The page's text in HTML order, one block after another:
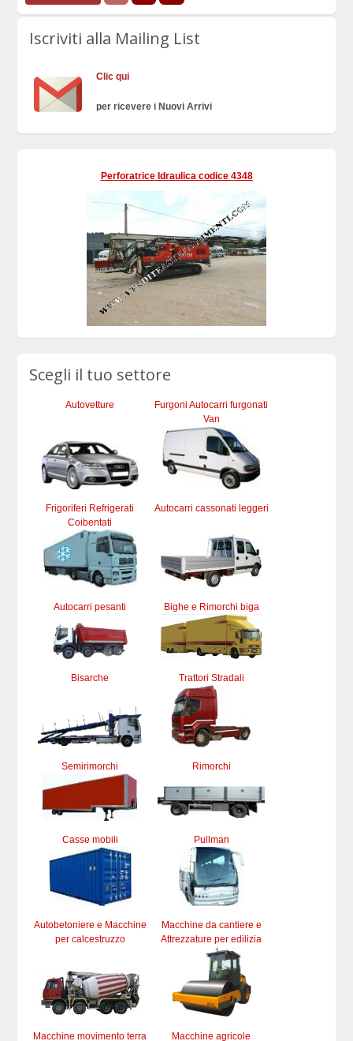
Iscriviti alla Mailing List
Clic qui
per ricevere i Nuovi Arrivi
Perforatrice Idraulica codice 4348
Scegli il tuo settore
Autovetture
Furgoni Autocarri furgonati
Van
Frigoriferi Refrigerati
Coibentati
Autocarri cassonati leggeri
Autocarri pesanti Bighe e Rimorchi biga
Bisarche Trattori Stradali
Semirimorchi Rimorchi
Casse mobili Pullman
Autobetoniere e Macchine
per calcestruzzo
Macchine da cantiere e
Attrezzature per edilizia
Macchine movimento terra Macchine agricole